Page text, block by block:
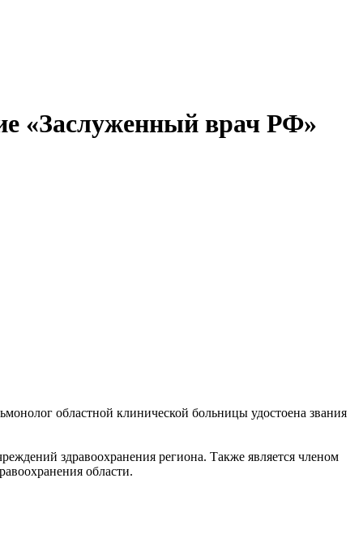
«Заслуженный врач РФ»
областной клинической больницы удостоена звания
здравоохранения региона. Также является членом
области.